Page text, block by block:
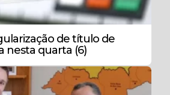
de título de
nesta quarta (6)